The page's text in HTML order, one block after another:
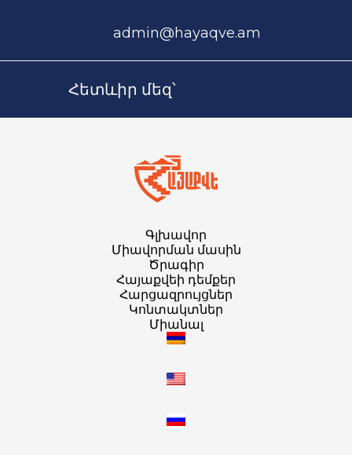
admin@hayaqve.am
Հետևիր մեզ՝
Գլխավոր
Միավորման մասին
Ծրագիր
Հայաքվեի դեմքեր
Հարցազրույցներ
Կոնտակտներ
Միանալ